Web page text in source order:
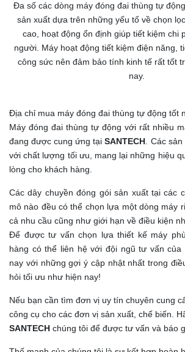
Đa số các dòng máy đóng đai thùng tự
sản xuất dựa trên những yếu tố về chọn
cao, hoạt động ổn định giúp tiết kiệm chi
người. Máy hoạt động tiết kiệm điện năng,
công sức nên đảm bảo tính kinh tế rất tốt
nay.
Địa chỉ mua máy đóng đai thùng tự động tốt
Máy đóng đai thùng tự động với rất nhiều
đang được cung ứng tạiSANTECH . Các
với chất lượng tối ưu, mang lại những hiệu
lòng cho khách hàng.
Các dây chuyền đóng gói sản xuất tại các
mô nào đều có thể chọn lựa một dòng máy
cả nhu cầu cũng như giới hạn về điều kiện
Để được tư vấn chọn lựa thiết kế máy
hàng có thể liên hệ với đội ngũ tư vấn của
nay với những gợi ý cập nhật nhất trong
hỏi tối ưu như hiện nay!
Nếu bạn cần tìm đơn vị uy tín chuyên cung
công cụ cho các đơn vị sản xuất, chế biến.
SANTECH chúng tôi để được tư vấn và báo